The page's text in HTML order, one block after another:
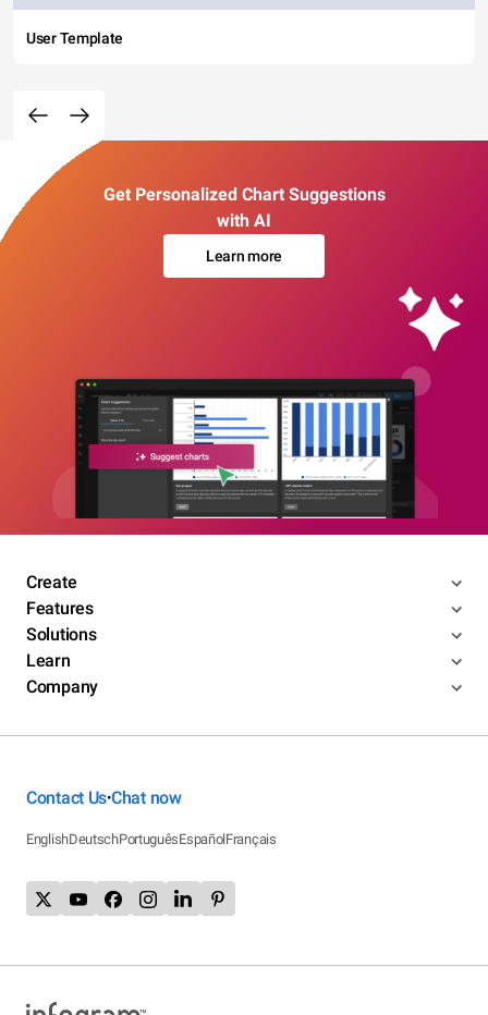
User Template
Get Personalized Chart Suggestions
with AI
Learn more
Create
Features
Solutions
Learn
Company
Contact Us•Chat now
EnglishDeutschPortuguêsEspañolFrançais